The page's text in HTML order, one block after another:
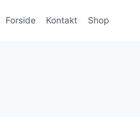
Forside Kontakt Shop